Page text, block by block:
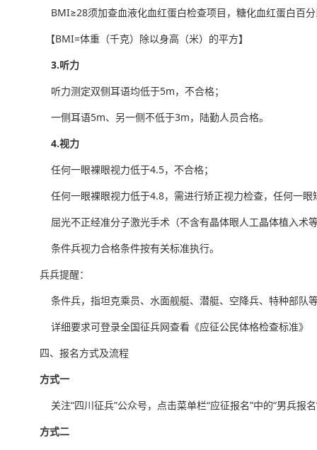
BMI≥28须加查血液化血红蛋白检查项目，糖化血红蛋白百
【BMI=体重（千克）除以身高（米）的平方】
3.听力
听力测定双侧耳语均低于5m，不合格；
一侧耳语5m、另一侧不低于3m，陆勤人员合格。
4.视力
任何一眼裸眼视力低于4.5，不合格；
任何一眼裸眼视力低于4.8，需进行矫正视力检查，任何一
屈光不正经准分子激光手术（不含有晶体眼人工晶体植入术
条件兵视力合格条件按有关标准执行。
兵兵提醒：
条件兵，指坦克乘员、水面舰艇、潜艇、空降兵、特种部队
详细要求可登录全国征兵网查看《应征公民体格检查标准》
四、报名方式及流程
方式一
关注“四川征兵”公众号，点击菜单栏“应征报名”中的“男兵报
方式二